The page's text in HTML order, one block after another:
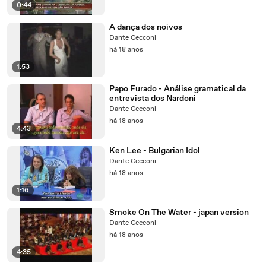
0:44
1:53
A dança dos noivos
Dante Cecconi
há 18 anos
4:43
Papo Furado - Análise gramatical da
entrevista dos Nardoni
Dante Cecconi
há 18 anos
1:16
Ken Lee - Bulgarian Idol
Dante Cecconi
há 18 anos
4:35
Smoke On The Water - japan version
Dante Cecconi
há 18 anos